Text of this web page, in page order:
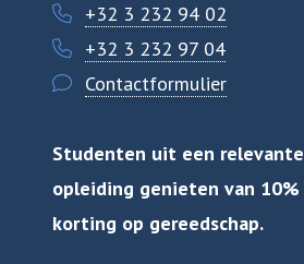
+32 3 232 94 02
+32 3 232 97 04
Contactformulier
Studenten uit een relevante
opleiding genieten van 10%
korting op gereedschap.